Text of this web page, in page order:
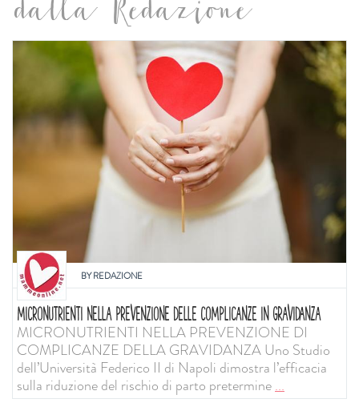
dalla Redazione
BYREDAZIONE
MICRONUTRIENTI NELLA PREVENZIONE DELLE COMPLICANZE IN GRAVIDANZA
MICRONUTRIENTI NELLA PREVENZIONE DI
COMPLICANZE DELLA GRAVIDANZA Uno Studio
dell’Università Federico II di Napoli dimostra l’efficacia
sulla riduzione del rischio di parto pretermine...